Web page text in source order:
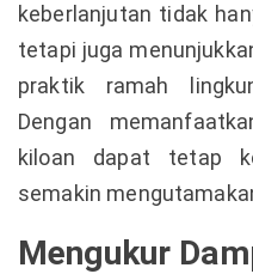
keberlanjutan tidak
tetapi juga
praktik ramah
Dengan
kiloan dapat tetap
semakin
Mengukur